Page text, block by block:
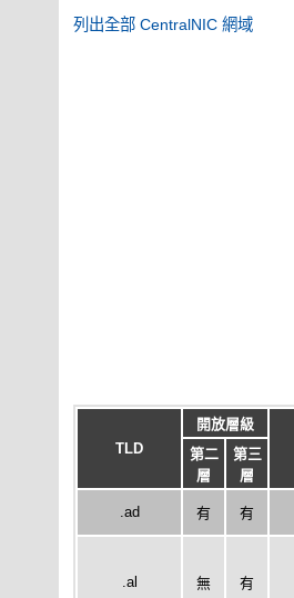
列出全部 CentralNIC 網域
TLD
開放層級
第二
層
第三
層
.ad 有 有
.al 無 有